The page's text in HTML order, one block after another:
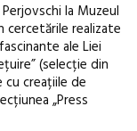
la Muzeul
realizate
ale Liei
(selecție din
cu creațiile de
„Press